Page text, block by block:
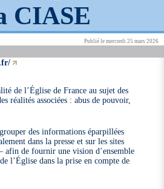
CIASE
Publié le mercredi 25 mars 2026
de l’Église de France au sujet des
réalités associées : abus de pouvoir,
des informations éparpillées
dans la presse et sur les sites
afin de fournir une vision d’ensemble
l’Église dans la prise en compte de